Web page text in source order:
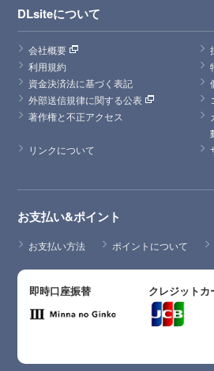
DLsiteについて
会社概要
利用規約
資金決済法に基づく表記
外部送信規律に関する公表
著作権と不正アクセス
リンクについて
お支払い&ポイント
お支払い方法 ポイントについて
即時口座振替 クレジットカ